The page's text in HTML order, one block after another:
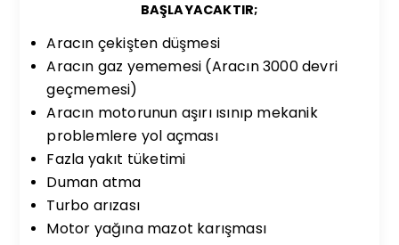
BAŞLAYACAKTIR;
Aracın çekişten düşmesi
Aracın gaz yememesi (Aracın 3000 devri
geçmemesi)
Aracın motorunun aşırı ısınıp mekanik
problemlere yol açması
Fazla yakıt tüketimi
Duman atma
Turbo arızası
Motor yağına mazot karışması